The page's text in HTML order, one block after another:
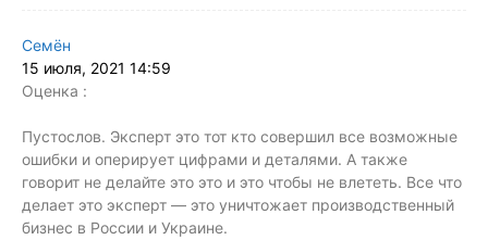
Семён
15 июля, 2021 14:59
Оценка :
Пустослов. Эксперт это тот кто совершил все возможные
ошибки и оперирует цифрами и деталями. А также
говорит не делайте это это и это чтобы не влететь. Все что
делает это эксперт — это уничтожает производственный
бизнес в России и Украине.